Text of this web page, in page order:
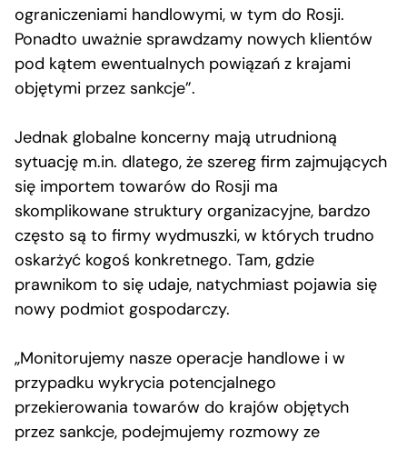
ograniczeniami handlowymi, w tym do Rosji.
Ponadto uważnie sprawdzamy nowych klientów
pod kątem ewentualnych powiązań z krajami
objętymi przez sankcje”.
Jednak globalne koncerny mają utrudnioną
sytuację m.in. dlatego, że szereg firm zajmujących
się importem towarów do Rosji ma
skomplikowane struktury organizacyjne, bardzo
często są to firmy wydmuszki, w których trudno
oskarżyć kogoś konkretnego. Tam, gdzie
prawnikom to się udaje, natychmiast pojawia się
nowy podmiot gospodarczy.
„Monitorujemy nasze operacje handlowe i w
przypadku wykrycia potencjalnego
przekierowania towarów do krajów objętych
przez sankcje, podejmujemy rozmowy ze